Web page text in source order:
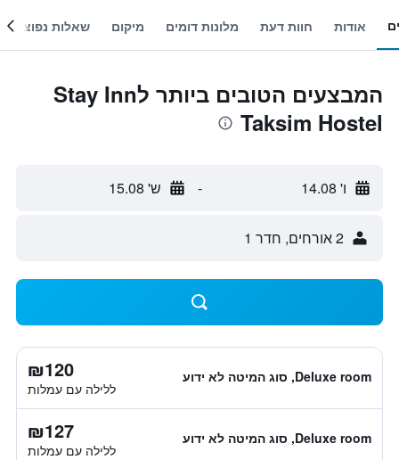
אודות חוות דעת מלונות דומים מיקום שאלות נפוצות
המבצעים הטובים ביותר לStay Inn
Taksim Hostel
ו' 14.08 - ש' 15.08
2 אורחים, חדר 1
Deluxe room, סוג המיטה לא ידוע ₪120
ללילה עם עמלות
Deluxe room, סוג המיטה לא ידוע ₪127
ללילה עם עמלות